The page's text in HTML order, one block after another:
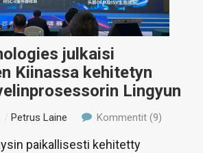
julkaisi
Kiinassa kehitetyn
Lingyun
/ Petrus Laine Kommentit (9)
paikallisesti kehitetty